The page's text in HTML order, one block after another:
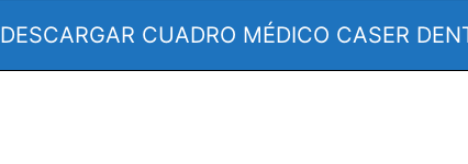
DESCARGAR CUADRO MÉDICO CASER